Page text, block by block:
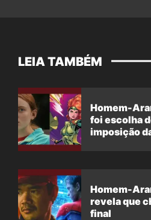
LEIA TAMBÉM
Homem-
foi escolha
imposição
Homem-
revela que
final